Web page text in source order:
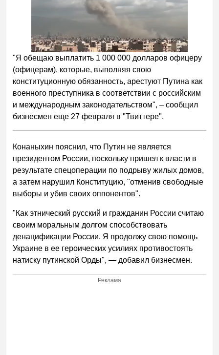
"Я обещаю выплатить 1 000 000 долларов офицеру
(офицерам), которые, выполняя свою
конституционную обязанность, арестуют Путина как
военного преступника в соответствии с российским
и международным законодательством", – сообщил
бизнесмен еще 27 февраля в "Твиттере".
Конаныхин пояснил, что Путин не является
президентом России, поскольку пришел к власти в
результате спецоперации по подрыву жилых домов,
а затем нарушил Конституцию, "отменив свободные
выборы и убив своих оппонентов".
"Как этнический русский и гражданин России считаю
своим моральным долгом способствовать
денацификации России. Я продолжу свою помощь
Украине в ее героических усилиях противостоять
натиску путинской Орды", — добавил бизнесмен.
Реклама